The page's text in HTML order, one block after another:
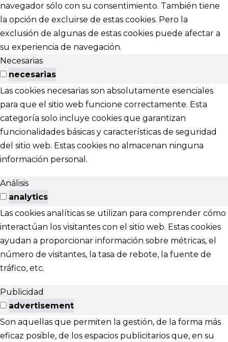
navegador sólo con su consentimiento. También tiene
la opción de excluirse de estas cookies. Pero la
exclusión de algunas de estas cookies puede afectar a
su experiencia de navegación.
Necesarias
necesarias
Las cookies necesarias son absolutamente esenciales
para que el sitio web funcione correctamente. Esta
categoría solo incluye cookies que garantizan
funcionalidades básicas y características de seguridad
del sitio web. Estas cookies no almacenan ninguna
información personal.
Análisis
analytics
Las cookies analíticas se utilizan para comprender cómo
interactúan los visitantes con el sitio web. Estas cookies
ayudan a proporcionar información sobre métricas, el
número de visitantes, la tasa de rebote, la fuente de
tráfico, etc.
Publicidad
advertisement
Son aquellas que permiten la gestión, de la forma más
eficaz posible, de los espacios publicitarios que, en su